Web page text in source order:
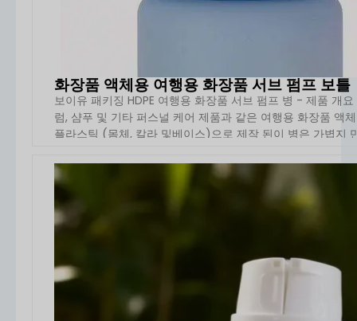
화장품 액체용 여행용 화장품 서브 펌프 보틀
보이유 패키징 HDPE 여행용 화장품 서브 펌프 병 - 제품 개
럼, 샴푸 및 기타 퍼스널 케어 제품과 같은 여행용 화장품 액
플라스틱 (몸체, 칼라 및베이스)으로 제작 된이 병은 가볍지